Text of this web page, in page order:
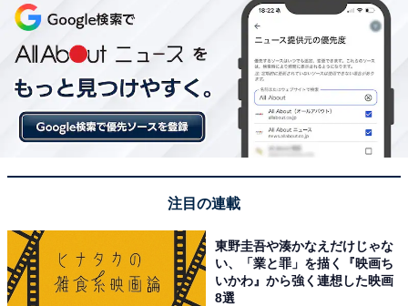
【メイン】
注目の連載
東野圭吾や湊かなえだけじゃな
い、「業と罪」を描く『映画ち
いかわ』から強く連想した映画
8選